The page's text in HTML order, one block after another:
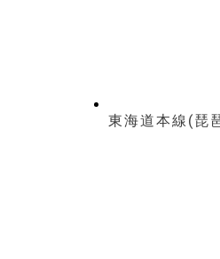
東海道本線(琵